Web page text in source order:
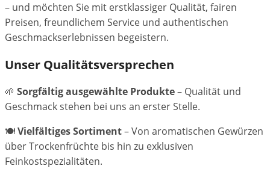
– und möchten Sie mit erstklassiger Qualität, fairen
Preisen, freundlichem Service und authentischen
Geschmackserlebnissen begeistern.
Unser Qualitätsversprechen
🌱 Sorgfältig ausgewählte Produkte– Qualität und
Geschmack stehen bei uns an erster Stelle.
🍽️Vielfältiges Sortiment– Von aromatischen Gewürzen
über Trockenfrüchte bis hin zu exklusiven
Feinkostspezialitäten.